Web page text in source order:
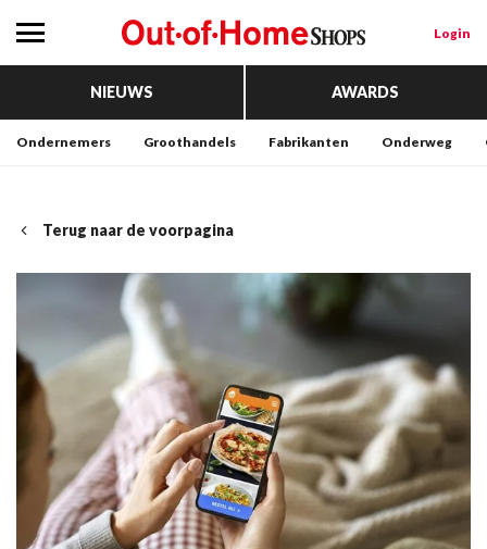
Login
NIEUWS AWARDS
Ondernemers Groothandels Fabrikanten Onderweg
Terug naar de voorpagina